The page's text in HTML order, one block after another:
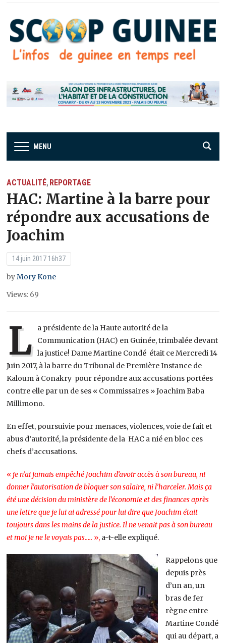
MENU
ACTUALITÉ, REPORTAGE
HAC: Martine à la barre pour
répondre aux accusations de
Joachim
14 juin 2017 16h37
byMory Kone
Views: 69
L a présidente de la Haute autorité de la
Communication (HAC) en Guinée, trimbalée devant
la justice! Dame Martine Condé était ce Mercredi 14
Juin 2017, à la barre du Tribunal de Première Instance de
Kaloum à Conakry pour répondre aux accusations portées
contre elle par un de ses « Commissaires » Joachim Baba
Millimono.
En effet, poursuivie pour menaces, violences, voie de fait et
abus d’autorité, la présidente de la HAC a nié en bloc ces
chefs d’accusations.
« je n’ai jamais empêché Joachim d’avoir accès à son bureau, ni
donner l’autorisation de bloquer son salaire, ni l’harceler. Mais ça
été une décision du ministère de l’économie et des finances après
une lettre que je lui ai adressé pour lui dire que Joachim était
toujours dans les mains de la justice. Il ne venait pas à son bureau
et moi je ne le voyais pas….. », a-t-elle expliqué.
Rappelons que
depuis près
d’un an, un
bras de fer
règne entre
Martine Condé
qui au départ, a